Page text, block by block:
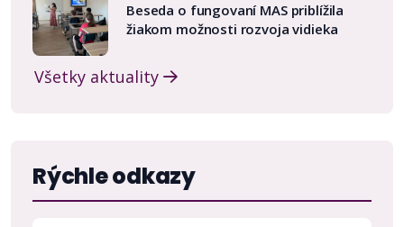
Beseda o fungovaní MAS priblížila
žiakom možnosti rozvoja vidieka
Všetky aktuality
Rýchle odkazy